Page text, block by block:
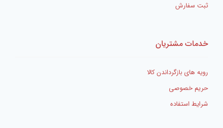
ثبت سفارش
خدمات مشتریان
رویه های بازگرداندن کالا
حریم خصوصی
شرایط استفاده